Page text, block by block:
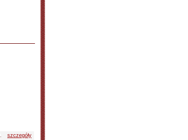
szczegóły